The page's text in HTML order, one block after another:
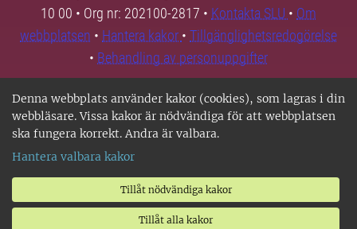
Denna webbplats använder kakor (cookies), som lagras i din
webbläsare. Vissa kakor är nödvändiga för att webbplatsen
ska fungera korrekt. Andra är valbara.
Hantera valbara kakor
Tillåt nödvändiga kakor
Tillåt alla kakor
10 00 • Org nr: 202100-2817 • Kontakta SLU • Om
webbplatsen • Hantera kakor • Tillgänglighetsredogörelse
• Behandling av personuppgifter